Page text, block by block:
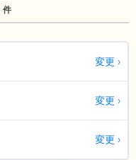
件
変更
変更
変更